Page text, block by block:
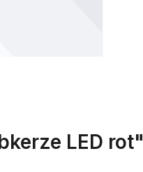
LED rot"